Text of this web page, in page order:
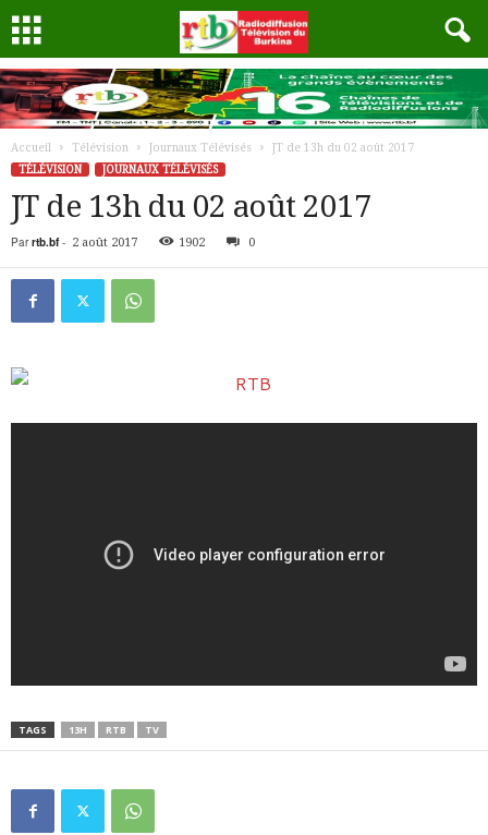
Accueil Télévision Journaux Télévisés
JT de 13h du 02 août 2017
TÉLÉVISION
JOURNAUX TÉLÉVISÉS
JT de 13h du 02 août 2017
Par rtb.bf- 2 août 2017 1902 0
TAGS 13H RTB TV